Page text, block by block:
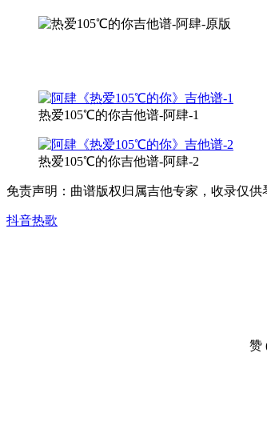
热爱105℃的你吉他谱-阿肆-1
热爱105℃的你吉他谱-阿肆-2
免责声明：曲谱版权归属吉他专家，收录仅供
抖音热歌
赞